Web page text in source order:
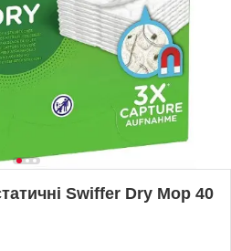
Swiffer Dry Mop 40